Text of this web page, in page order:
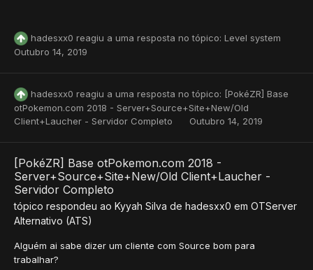
hadesxx0 reagiu a uma resposta no tópico: Level system
Outubro 14, 2019
hadesxx0 reagiu a uma resposta no tópico: [PokéZR] Base
otPokemon.com 2018 - Server+Source+Site+New/Old
Client+Laucher - Servidor Completo
Outubro 14, 2019
[PokéZR] Base otPokemon.com 2018 -
Server+Source+Site+New/Old Client+Laucher -
Servidor Completo
tópico respondeu ao Kyyah Silva de hadesxx0 em OTServer
Alternativo (ATS)
Alguém ai sabe dizer um cliente com Source bom para
trabalhar?